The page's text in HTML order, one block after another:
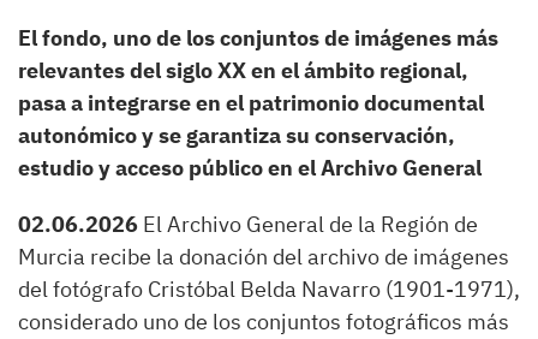
El fondo, uno de los conjuntos de imágenes más
relevantes del siglo XX en el ámbito regional,
pasa a integrarse en el patrimonio documental
autonómico y se garantiza su conservación,
estudio y acceso público en el Archivo General
02.06.2026 El Archivo General de la Región de
Murcia recibe la donación del archivo de imágenes
del fotógrafo Cristóbal Belda Navarro (1901-1971),
considerado uno de los conjuntos fotográficos más